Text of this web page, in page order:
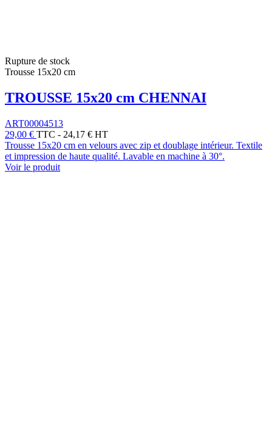
Rupture de stock
Trousse 15x20 cm
TROUSSE 15x20 cm CHENNAI
ART00004513
29,00 € TTC - 24,17 € HT
Trousse 15x20 cm en velours avec zip et doublage intérieur. Textile
et impression de haute qualité. Lavable en machine à 30°.
Voir le produit